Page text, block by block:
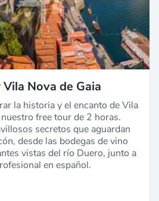
Nova de Gaia
la historia y el encanto de Vila
free tour de 2 horas.
secretos que aguardan
desde las bodegas de vino
vistas del río Duero, junto a
en español.